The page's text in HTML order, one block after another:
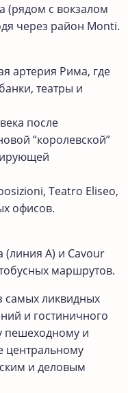
(рядом с вокзалом
через район Monti.
артерия Рима, где
театры и
после
“королевской”
Teatro Eliseo,
офисов.
(линия A) и Cavour
маршрутов.
самых ликвидных
и гостиничного
пешеходному и
центральному
и деловым